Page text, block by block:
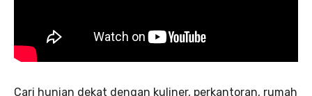
Cari hunian dekat dengan kuliner, perkantoran, rumah